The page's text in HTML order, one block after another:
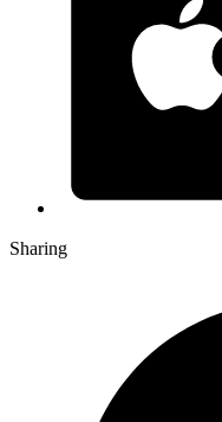
Sharing